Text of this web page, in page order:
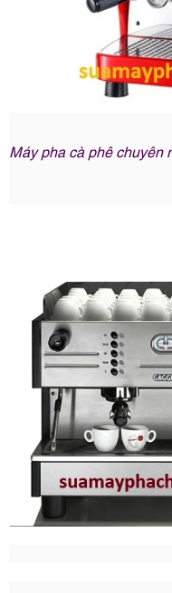
Máy pha cà phê chuyên